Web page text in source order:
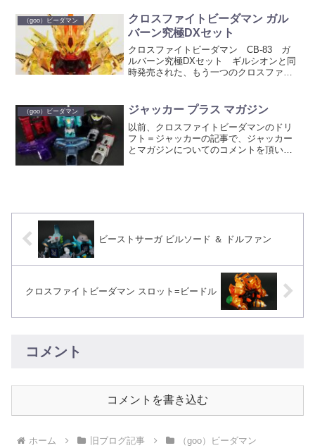
ケージ ブリスタ...
（goo）ビーダマン
クロスファイトビーダマン ガル
バーン究極DXセット
クロスファイトビーダマン CB-83 ガ
ルバーン究極DXセット ギルシオンと同
時発売された、もう一つのクロスファイ
ンアップパーツ、アルティメットアーム
＆アルティ...
（goo）ビーダマン ジャッカー プラス マガジン
以前、クロスファイトビーダマンのドリ
フト＝ジャッカーの記事で、ジャッカー
とマガジンについてのコメントを頂いた
ビーストサーガ ビルソード ＆ ドルファン
クロスファイトビーダマン スロット=ビードル
コメント
コメントを書き込む
ホーム 旧ブログ記事 （goo）ビーダマン